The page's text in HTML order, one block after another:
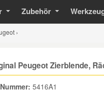
Zubehör
›
Peugeot Zierblende,
5416A1